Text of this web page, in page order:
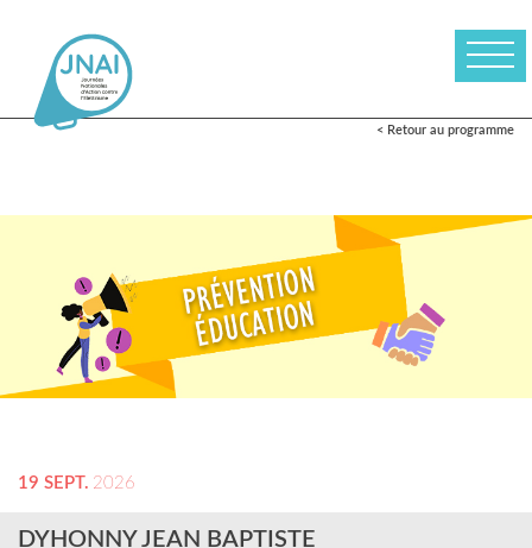
< Retour au programme
19 SEPT. 2026
DYHONNY JEAN BAPTISTE